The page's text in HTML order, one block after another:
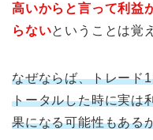
高いからと言って利益
らないということは覚
なぜならば、トレード
トータルした時に実は
果になる可能性もある